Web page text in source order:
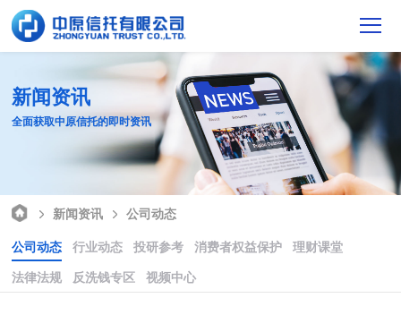
新闻资讯
全面获取中原信托的即时资讯
新闻资讯
公司动态
公司动态
行业动态 投研参考 消费者权益保护
理财课堂
法律法规
反洗钱专区 视频中心